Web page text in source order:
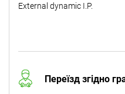
External dynamic I.P.
Переїзд згідно